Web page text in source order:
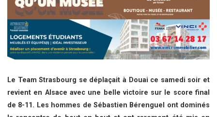
Le Team Strasbourg se déplaçait à Douai ce samedi soir et
revient en Alsace avec une belle victoire sur le score final
de 8-11. Les hommes de Sébastien Bérenguel ont dominés